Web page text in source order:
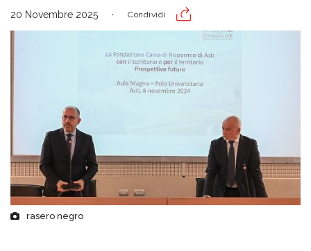
20 Novembre 2025 Condividi
rasero negro